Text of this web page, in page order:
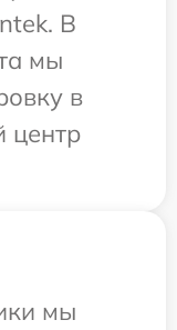
В
мы
в
центр
мы